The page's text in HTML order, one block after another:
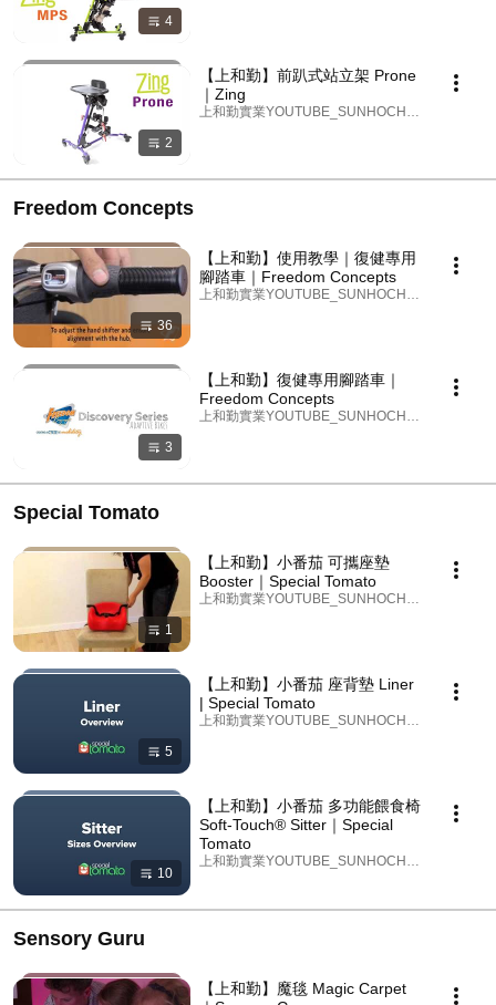
4
2
【上和勤】前趴式站立架 Prone
｜Zing
上和勤實業YOUTUBE_SUNHOCHIN · Playlist
Freedom Concepts
36
【上和勤】使用教學｜復健專用
腳踏車｜Freedom Concepts
上和勤實業YOUTUBE_SUNHOCHIN · Playlist
3
【上和勤】復健專用腳踏車｜
Freedom Concepts
上和勤實業YOUTUBE_SUNHOCHIN · Playlist
Special Tomato
1
【上和勤】小番茄 可攜座墊
Booster｜Special Tomato
上和勤實業YOUTUBE_SUNHOCHIN · Playlist
5
【上和勤】小番茄 座背墊 Liner
| Special Tomato
上和勤實業YOUTUBE_SUNHOCHIN · Playlist
10
【上和勤】小番茄 多功能餵食椅
Soft-Touch® Sitter｜Special
Tomato
上和勤實業YOUTUBE_SUNHOCHIN · Playlist
Sensory Guru
【上和勤】魔毯 Magic Carpet